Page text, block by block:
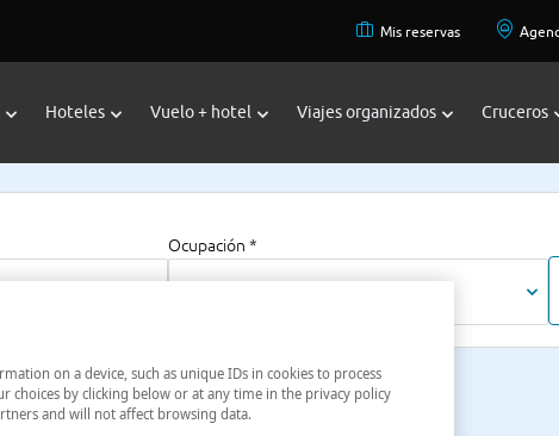
Mis reservas
Hoteles Vuelo + hotel Viajes organizados Cruceros
Ocupación *
on a device, such as unique IDs in cookies to process
choices by clicking below or at any time in the privacy policy
and will not affect browsing data.